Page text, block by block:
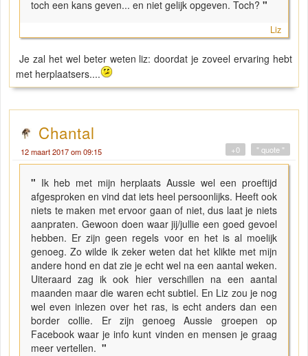
toch een kans geven... en niet gelijk opgeven. Toch? "
Liz
Je zal het wel beter weten liz: doordat je zoveel ervaring hebt
met herplaatsers....
Chantal
12 maart 2017 om 09:15 " quote "
+0
" Ik heb met mijn herplaats Aussie wel een proeftijd
afgesproken en vind dat iets heel persoonlijks. Heeft ook
niets te maken met ervoor gaan of niet, dus laat je niets
aanpraten. Gewoon doen waar jij/jullie een goed gevoel
hebben. Er zijn geen regels voor en het is al moelijk
genoeg. Zo wilde ik zeker weten dat het klikte met mijn
andere hond en dat zie je echt wel na een aantal weken.
Uiteraard zag ik ook hier verschillen na een aantal
maanden maar die waren echt subtiel. En Liz zou je nog
wel even inlezen over het ras, is echt anders dan een
border collie. Er zijn genoeg Aussie groepen op
Facebook waar je info kunt vinden en mensen je graag
meer vertellen. "